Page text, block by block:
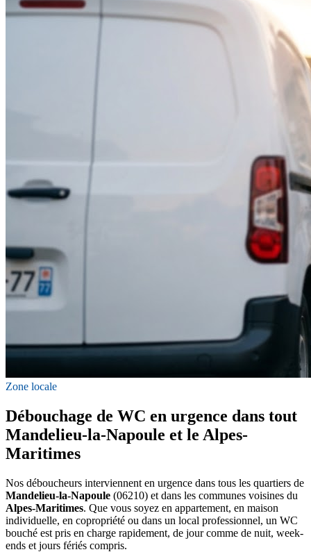
Zone locale
Débouchage de WC en urgence dans tout
Mandelieu-la-Napoule et le Alpes-
Maritimes
Nos déboucheurs interviennent en urgence dans tous les quartiers de
Mandelieu-la-Napoule (06210) et dans les communes voisines du
Alpes-Maritimes. Que vous soyez en appartement, en maison
individuelle, en copropriété ou dans un local professionnel, un WC
bouché est pris en charge rapidement, de jour comme de nuit, week-
ends et jours fériés compris.